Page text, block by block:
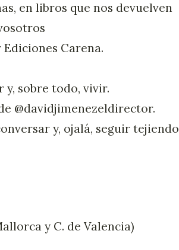
en libros que nos devuelven
Carena.
y, sobre todo, vivir.
@davidjimenezeldirector.
y, ojalá, seguir tejiendo
y C. de Valencia)